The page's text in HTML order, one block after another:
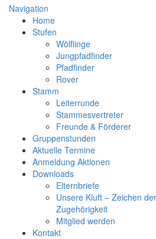
Navigation
Home
Stufen
Wölflinge
Jungpfadfinder
Pfadfinder
Rover
Stamm
Leiterrunde
Stammesvertreter
Freunde & Förderer
Gruppenstunden
Aktuelle Termine
Anmeldung Aktionen
Downloads
Elternbriefe
Unsere Kluft – Zeichen
Zugehörigkeit
Mitglied werden
Kontakt